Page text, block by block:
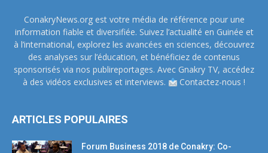
ConakryNews.org est votre média de référence pour une
information fiable et diversifiée. Suivez l’actualité en Guinée et
à l’international, explorez les avancées en sciences, découvrez
des analyses sur l’éducation, et bénéficiez de contenus
sponsorisés via nos publireportages. Avec Gnakry TV, accédez
à des vidéos exclusives et interviews.
Contactez-nous !
ARTICLES POPULAIRES
Forum Business 2018 de Conakry: Co-